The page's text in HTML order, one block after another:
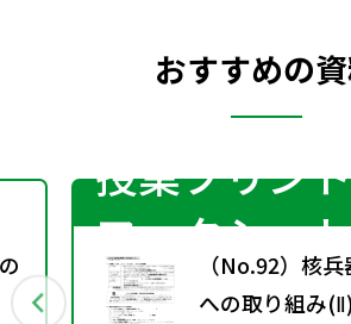
おすすめの
授業プリン
ワークシート
（No.92）核
への取り組み